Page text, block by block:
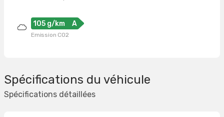
105 g/km A
Emission CO2
Spécifications du véhicule
Spécifications détaillées